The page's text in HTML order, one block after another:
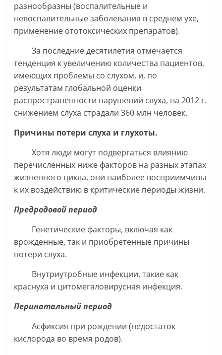
разнообразны (воспалительные и
невоспалительные заболевания в среднем ухе,
применение ототоксических препаратов).
За последние десятилетия отмечается
тенденция к увеличению количества пациентов,
имеющих проблемы со слухом, и, по
результатам глобальной оценки
распространенности нарушений слуха, на 2012 г.
снижением слуха страдали 360 млн человек.
Причины потери слуха и глухоты.
Хотя люди могут подвергаться влиянию
перечисленных ниже факторов на разных этапах
жизненного цикла, они наиболее восприимчивы
к их воздействию в критические периоды жизни.
Предродовой период
Генетические факторы, включая как
врожденные, так и приобретенные причины
потери слуха.
Внутриутробные инфекции, такие как
краснуха и цитомегаловирусная инфекция.
Перинатальный период
Асфиксия при рождении (недостаток
кислорода во время родов).